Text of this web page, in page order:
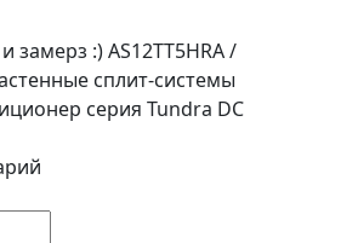
замерз :) AS12TT5HRA /
сплит-системы
серия Tundra DC